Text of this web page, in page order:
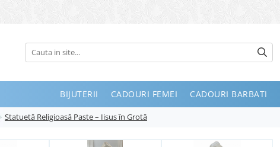
BIJUTERII CADOURI FEMEI CADOURI BARBATI
Statuetă Religioasă Paste – Iisus în Grotă